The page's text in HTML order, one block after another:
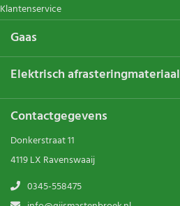
Klantenservice
Gaas
Elektrisch afrasteringmateriaal
Contactgegevens
Donkerstraat 11
4119 LX Ravenswaaij
0345-558475